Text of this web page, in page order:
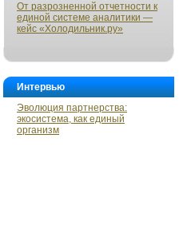
От разрозненной отчетности к
единой системе аналитики —
кейс «Холодильник.ру»
Интервью
Эволюция партнерства:
экосистема, как единый
организм